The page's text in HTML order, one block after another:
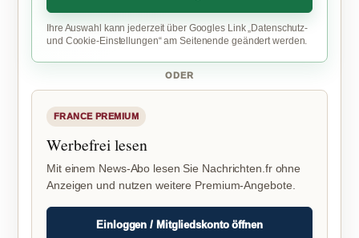
Ihre Auswahl kann jederzeit über Googles Link „Datenschutz-
und Cookie-Einstellungen“ am Seitenende geändert werden.
ODER
FRANCE PREMIUM
Werbefrei lesen
Mit einem News-Abo lesen Sie Nachrichten.fr ohne
Anzeigen und nutzen weitere Premium-Angebote.
Einloggen / Mitgliedskonto öffnen